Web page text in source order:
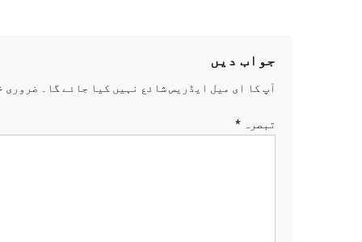
جواب دیں
آپ کا ای میل ایڈریس شائع نہیں کیا جائے گا۔ ضروری
تبصرہ *